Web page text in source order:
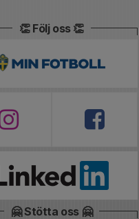
👏 Följ oss 👏
🤗 Stötta oss 🤗